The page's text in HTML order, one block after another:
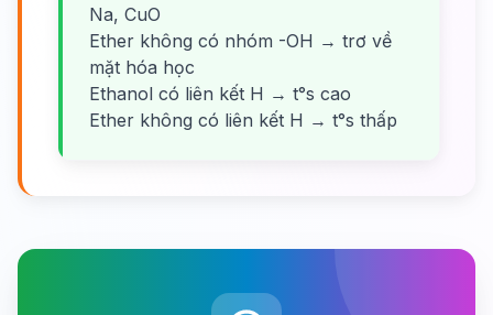
Na, CuO
Ether không có nhóm -OH → trơ về
mặt hóa học
Ethanol có liên kết H → t°s cao
Ether không có liên kết H → t°s thấp